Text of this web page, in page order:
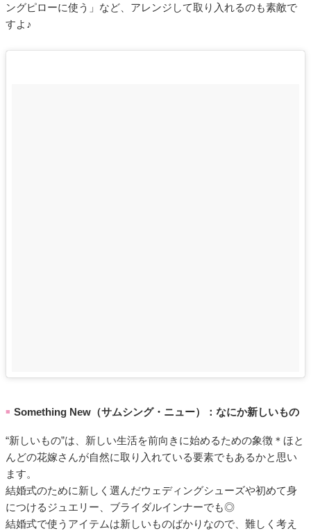
ングピローに使う」など、アレンジして取り入れるのも素敵で
すよ♪
■ Something New（サムシング・ニュー）：なにか新しいもの
“新しいもの”は、新しい生活を前向きに始めるための象徴＊ほと
んどの花嫁さんが自然に取り入れている要素でもあるかと思い
ます。
結婚式のために新しく選んだウェディングシューズや初めて身
につけるジュエリー、ブライダルインナーでも◎
結婚式で使うアイテムは新しいものばかりなので、難しく考え